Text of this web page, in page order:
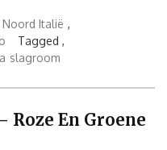
Noord Italië ,
Tagged ,
slagroom
Roze En Groene